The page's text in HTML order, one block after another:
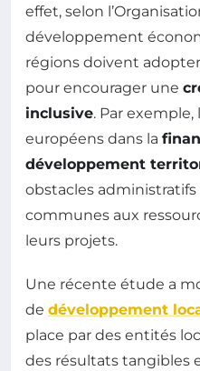
effet, selon
développement
régions doivent
pour encourager une
inclusive. Par
européens dans la
développement
obstacles administratifs
communes aux
leurs projets.
Une récente étude a
de développement
place par des entités
des résultats tangibles